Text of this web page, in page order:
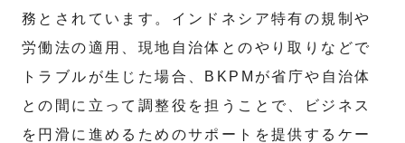
務とされています。インドネシア特有の規制や
労働法の適用、現地自治体とのやり取りなどで
トラブルが生じた場合、BKPMが省庁や自治体
との間に立って調整役を担うことで、ビジネス
を円滑に進めるためのサポートを提供するケー